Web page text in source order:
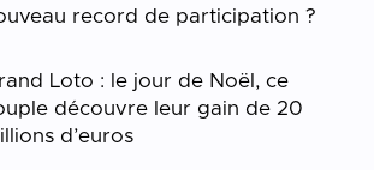
record de participation ?
Loto : le jour de Noël, ce
découvre leur gain de 20
d’euros